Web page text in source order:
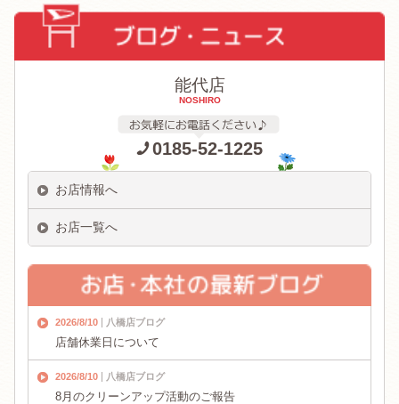
能代店
NOSHIRO
0185-52-1225
お店情報へ
お店一覧へ
2026/8/10 八橋店ブログ
店舗休業日について
2026/8/10 八橋店ブログ
8月のクリーンアップ活動のご報告